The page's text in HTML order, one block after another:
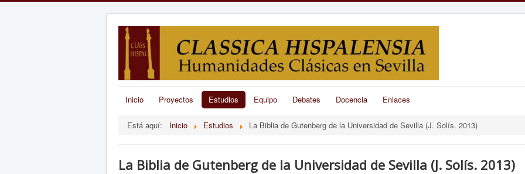
Inicio Proyectos Estudios Equipo Debates Docencia Enlaces
Está aquí: Inicio Estudios La Biblia de Gutenberg de la Universidad de Sevilla (J. Solís. 2013)
La Biblia de Gutenberg de la Universidad de Sevilla (J. Solís. 2013)